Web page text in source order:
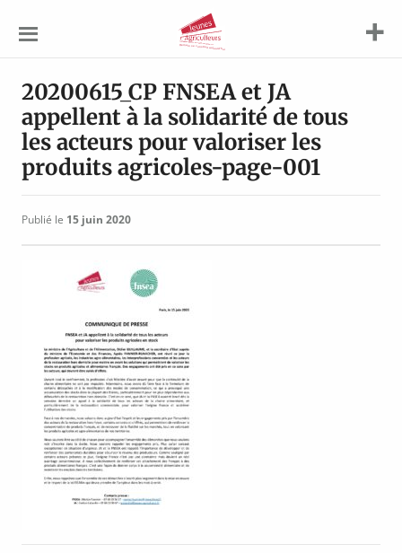
Agriculteurs
20200615_CP FNSEA et JA
appellent à la solidarité de tous
les acteurs pour valoriser les
produits agricoles-page-001
Publié le 15 juin 2020